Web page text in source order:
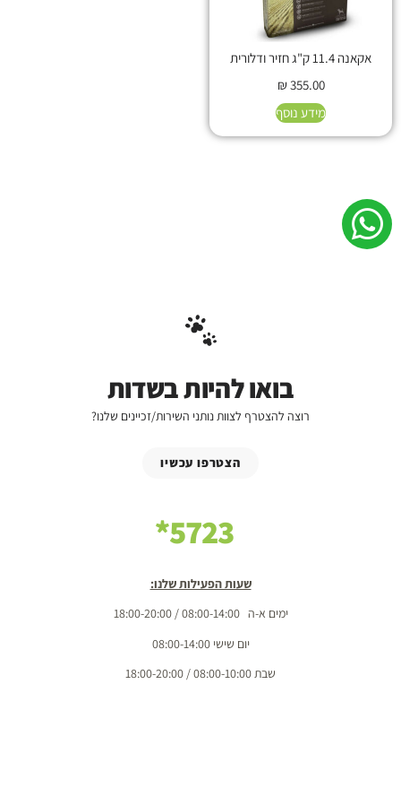
אקאנה 11.4 ק"ג חזיר ודלורית
₪355.00
מידע נוסף
בואו להיות בשדות
רוצה להצטרף לצוות נותני השירות/זכיינים שלנו?
הצטרפו עכשיו
5723*
שעות הפעילות שלנו:
ימים א-ה 08:00-14:00 / 18:00-20:00
יום שישי 08:00-14:00
שבת 08:00-10:00 / 18:00-20:00